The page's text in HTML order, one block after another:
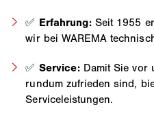
✅ Erfahrung:Seit 1955
wir bei WAREMA
✅ Service: Damit Sie vor
rundum zufrieden sind,
Serviceleistungen.